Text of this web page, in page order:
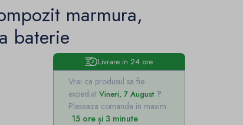
marmura,
baterie
Livrare in 24 ore
Vrei ca produsul sa fie
expediat Vineri, 7 August
Plaseaza comanda in maxim
15 ore și 3 minute